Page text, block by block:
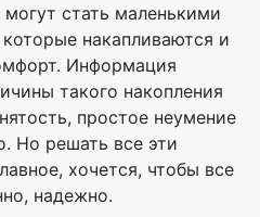
стать маленькими
накапливаются и
Информация
такого накопления
простое неумение
Но решать все эти
хочется, чтобы все
надежно.